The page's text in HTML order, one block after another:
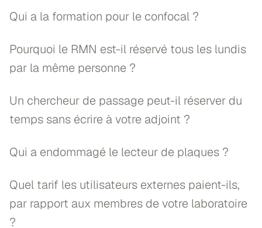
Qui a la formation pour le confocal ?
Pourquoi le RMN est-il réservé tous les lundis
par la même personne ?
Un chercheur de passage peut-il réserver du
temps sans écrire à votre adjoint ?
Qui a endommagé le lecteur de plaques ?
Quel tarif les utilisateurs externes paient-ils,
par rapport aux membres de votre laboratoire
?